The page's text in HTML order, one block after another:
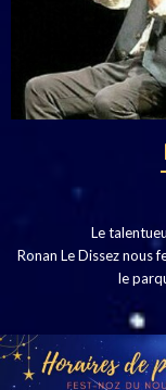
Le
Ronan Le Dissez nous
le